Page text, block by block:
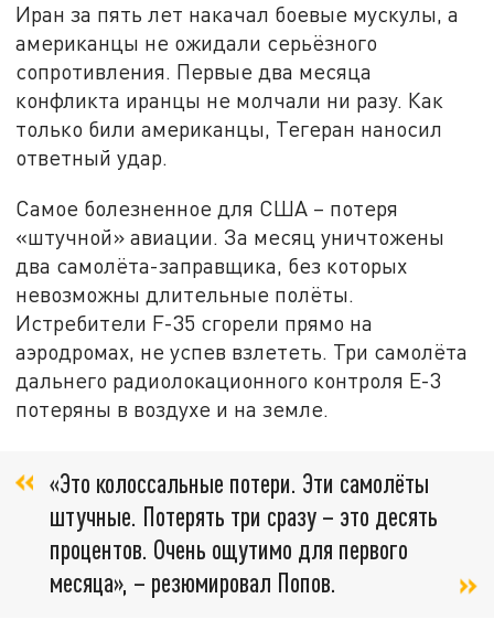
Иран за пять лет накачал боевые мускулы, а
американцы не ожидали серьёзного
сопротивления. Первые два месяца
конфликта иранцы не молчали ни разу. Как
только били американцы, Тегеран наносил
ответный удар.
Самое болезненное для США – потеря
«штучной» авиации. За месяц уничтожены
два самолёта-заправщика, без которых
невозможны длительные полёты.
Истребители F-35 сгорели прямо на
аэродромах, не успев взлететь. Три самолёта
дальнего радиолокационного контроля E-3
потеряны в воздухе и на земле.
«Это колоссальные потери. Эти самолёты
штучные. Потерять три сразу – это десять
процентов. Очень ощутимо для первого
месяца», – резюмировал Попов.